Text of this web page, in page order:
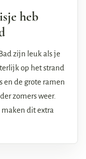
heb
zijn leuk als je
op het strand
en de grote ramen
zomers weer.
maken dit extra